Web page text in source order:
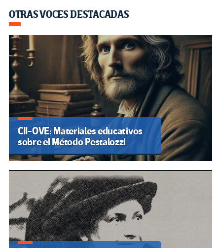
OTRAS VOCES DESTACADAS
CII-OVE: Materiales educativos
sobre el Método Pestalozzi